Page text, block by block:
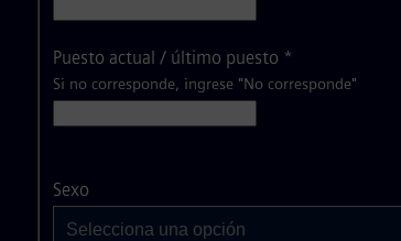
Puesto actual / último puesto *
Si no corresponde, ingrese "No corresponde"
Sexo
Selecciona una opción